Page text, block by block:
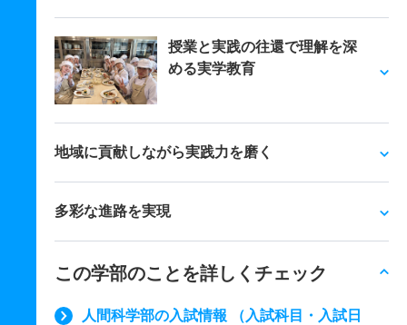
授業と実践の往還で理解を深
める実学教育
地域に貢献しながら実践力を磨く
多彩な進路を実現
この学部のことを詳しくチェック
人間科学部の入試情報 （入試科目・入試日